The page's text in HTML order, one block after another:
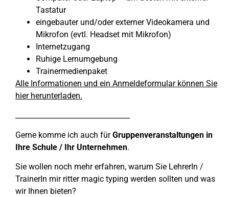
Tastatur
eingebauter und/oder externer Videokamera und
Mikrofon (evtl. Headset mit Mikrofon)
Internetzugang
Ruhige Lernumgebung
Trainermedienpaket
Alle Informationen und ein Anmeldeformular können Sie
hier herunterladen.
Gerne komme ich auch fürGruppenveranstaltungen in
Ihre Schule / Ihr Unternehmen.
Sie wollen noch mehr erfahren, warum Sie LehrerIn /
TrainerIn mir ritter magic typing werden sollten und was
wir Ihnen bieten?